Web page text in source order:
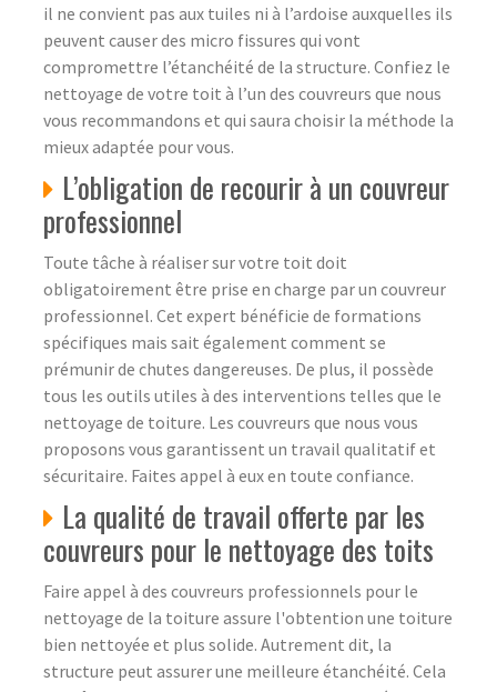
il ne convient pas aux tuiles ni à l’ardoise auxquelles ils
peuvent causer des micro fissures qui vont
compromettre l’étanchéité de la structure. Confiez le
nettoyage de votre toit à l’un des couvreurs que nous
vous recommandons et qui saura choisir la méthode la
mieux adaptée pour vous.
L’obligation de recourir à un couvreur
professionnel
Toute tâche à réaliser sur votre toit doit
obligatoirement être prise en charge par un couvreur
professionnel. Cet expert bénéficie de formations
spécifiques mais sait également comment se
prémunir de chutes dangereuses. De plus, il possède
tous les outils utiles à des interventions telles que le
nettoyage de toiture. Les couvreurs que nous vous
proposons vous garantissent un travail qualitatif et
sécuritaire. Faites appel à eux en toute confiance.
La qualité de travail offerte par les
couvreurs pour le nettoyage des toits
Faire appel à des couvreurs professionnels pour le
nettoyage de la toiture assure l'obtention une toiture
bien nettoyée et plus solide. Autrement dit, la
structure peut assurer une meilleure étanchéité. Cela